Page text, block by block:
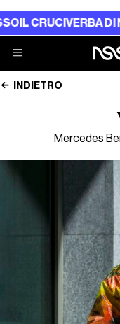
IL CRUCIVERBA DI
INDIETRO
Mercedes